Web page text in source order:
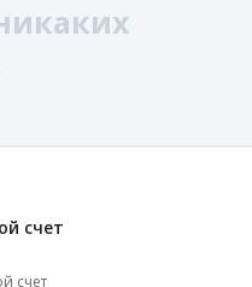
счет
счет